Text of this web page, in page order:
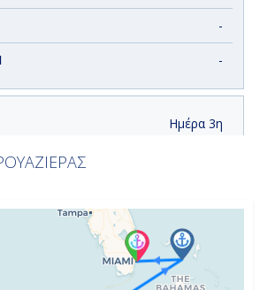
-
-
Ημέρα 3η
Νήσος Ροατάν, Ονδούρα